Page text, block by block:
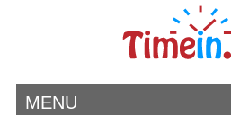
MENU